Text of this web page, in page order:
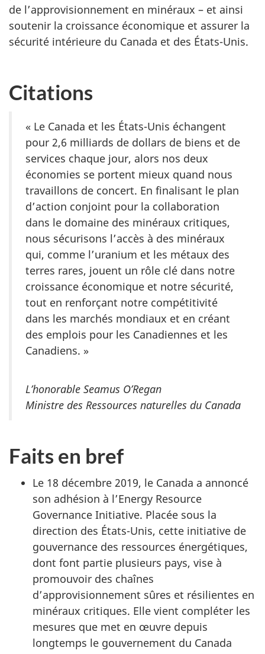
de l’approvisionnement en minéraux – et ainsi
soutenir la croissance économique et assurer la
sécurité intérieure du Canada et des États-Unis.
Citations
« Le Canada et les États-Unis échangent
pour 2,6 milliards de dollars de biens et de
services chaque jour, alors nos deux
économies se portent mieux quand nous
travaillons de concert. En finalisant le plan
d’action conjoint pour la collaboration
dans le domaine des minéraux critiques,
nous sécurisons l’accès à des minéraux
qui, comme l’uranium et les métaux des
terres rares, jouent un rôle clé dans notre
croissance économique et notre sécurité,
tout en renforçant notre compétitivité
dans les marchés mondiaux et en créant
des emplois pour les Canadiennes et les
Canadiens. »
L’honorable Seamus O’Regan
Ministre des Ressources naturelles du Canada
Faits en bref
Le 18 décembre 2019, le Canada a annoncé
son adhésion à l’Energy Resource
Governance Initiative. Placée sous la
direction des États-Unis, cette initiative de
gouvernance des ressources énergétiques,
dont font partie plusieurs pays, vise à
promouvoir des chaînes
d’approvisionnement sûres et résilientes en
minéraux critiques. Elle vient compléter les
mesures que met en œuvre depuis
longtemps le gouvernement du Canada